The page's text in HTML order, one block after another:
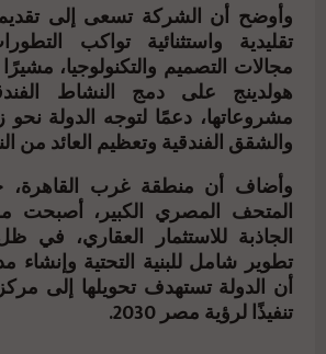
وأوضح أن الشركة تسعى إلى
تقليدية واستثنائية تواكب
مجالات التصميم والتكنولوجيا،
هولدينج على دمج النشاط
مشروعاتها، دعمًا لتوجه الدولة
والشقق الفندقية وتعظيم العائد من
وأضاف أن منطقة غرب القاهرة،
المتحف المصري الكبير، أصبحت
الجاذبة للاستثمار العقاري،
تطوير شامل للبنية التحتية وإنشاء
أن الدولة تستهدف تحويلها إلى
تنفيذًا لرؤية مصر 2030.